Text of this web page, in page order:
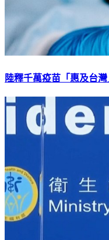
陸釋千萬疫苗「惠及台